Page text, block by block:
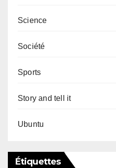
Science
Société
Sports
Story and tell it
Ubuntu
Étiquettes